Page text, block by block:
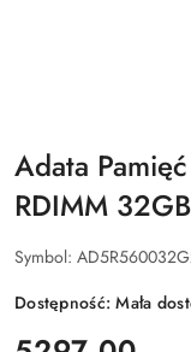
Adata
RDIMM
Symbol:
Dostępność:Mała